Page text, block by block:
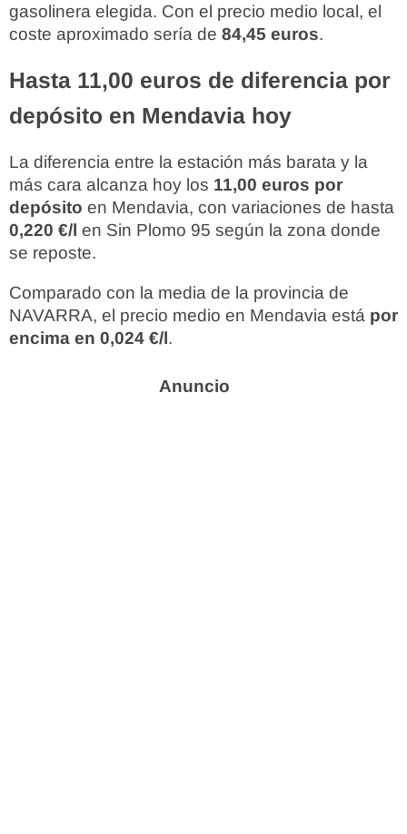
gasolinera elegida. Con el precio medio local, el
coste aproximado sería de 84,45 euros.
Hasta 11,00 euros de diferencia por
depósito en Mendavia hoy
La diferencia entre la estación más barata y la
más cara alcanza hoy los 11,00 euros por
depósito en Mendavia, con variaciones de hasta
0,220 €/l en Sin Plomo 95 según la zona donde
se reposte.
Comparado con la media de la provincia de
NAVARRA, el precio medio en Mendavia está por
encima en 0,024 €/l.